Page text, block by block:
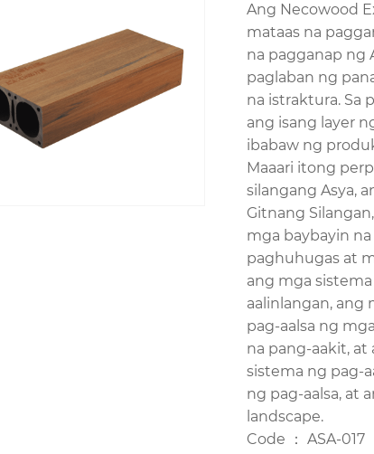
Ang Necowood
mataas na
na pagganap ng
paglaban ng
na istraktura. Sa
ang isang layer
ibabaw ng
Maaari itong
silangang Asya,
Gitnang
mga baybayin
paghuhugas at
ang mga
aalinlangan, ang
pag-aalsa ng
na pang-aakit,
sistema ng pag-
ng pag-aalsa, at
landscape.
Code ： ASA-017